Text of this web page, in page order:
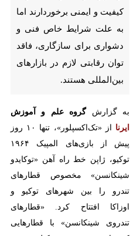
سازگاری، فاقد توان رقابتی لازم در
بازارهای بین‌المللی هستند.
به گزارشگروه علم و آموزشایرنا
خط راه آهن «توکایدو شینکانسن»
مخصوص قطارهای تندرو را بین
شهرهای توکیو و اوزاکا افتتاح کرد.
«قطارهای تندروی شینکانسن» با
قطارهایی که با سرعت ۲۸۵ کیلومتر بر
ساعت حرکت می‌کردند، کیفیت فناوری
پیشرفته خط آهن ژاپن را برای
جهانیان به نمایش گذاشت.